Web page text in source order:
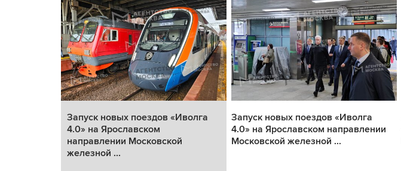
Запуск новых поездов «Иволга
4.0» на Ярославском
направлении Московской
железной ...
Запуск новых поездов «Иволга
4.0» на Ярославском направлении
Московской железной ...